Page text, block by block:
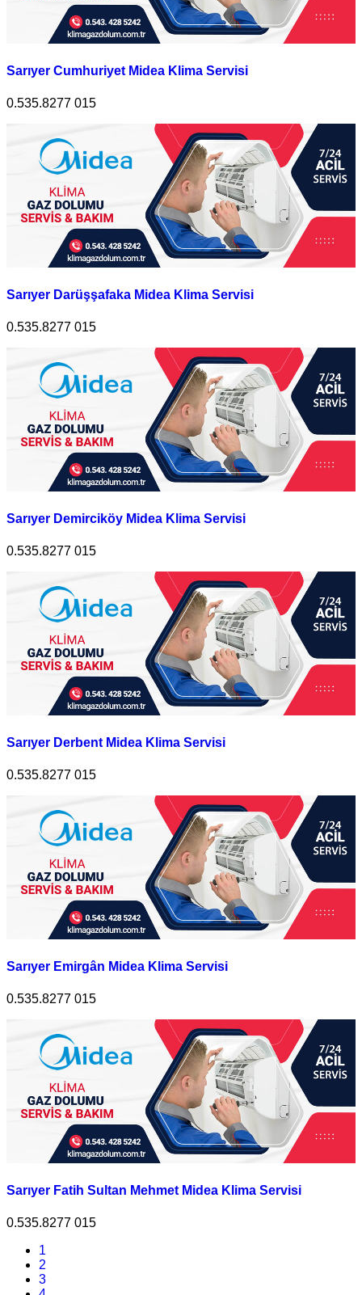
Sarıyer Cumhuriyet Midea Klima Servisi
0.535.8277 015
Sarıyer Darüşşafaka Midea Klima Servisi
0.535.8277 015
Sarıyer Demirciköy Midea Klima Servisi
0.535.8277 015
Sarıyer Derbent Midea Klima Servisi
0.535.8277 015
Sarıyer Emirgân Midea Klima Servisi
0.535.8277 015
Sarıyer Fatih Sultan Mehmet Midea Klima Servisi
0.535.8277 015
1
2
3